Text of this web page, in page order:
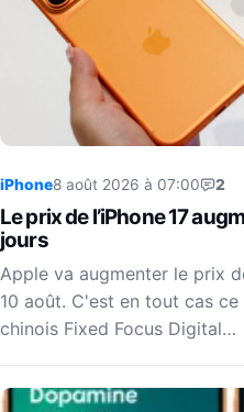
iPhone8 août 2026 à 07:00 2
Le prix de l’iPhone 17
jours
Apple va augmenter le prix
10 août. C'est en tout cas
chinois Fixed Focus Digital…